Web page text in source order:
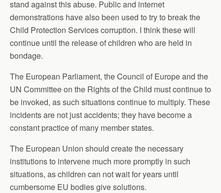
stand against this abuse. Public and internet
demonstrations have also been used to try to break the
Child Protection Services corruption. I think these will
continue until the release of children who are held in
bondage.
The European Parliament, the Council of Europe and the
UN Committee on the Rights of the Child must continue to
be invoked, as such situations continue to multiply. These
incidents are not just accidents; they have become a
constant practice of many member states.
The European Union should create the necessary
institutions to intervene much more promptly in such
situations, as children can not wait for years until
cumbersome EU bodies give solutions.